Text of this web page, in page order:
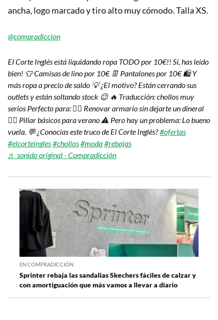
ancha, logo marcado y tiro alto muy cómodo. Talla XS.
@compradiccion
El Corte Inglés está liquidando ropa TODO por 10€!! Sí, has leído
bien! 👕 Camisas de lino por 10€ 👖 Pantalones por 10€ 🛍️ Y
más ropa a precio de saldo 💡 ¿El motivo? Están cerrando sus
outlets y están soltando stock 😉 🔥 Traducción: chollos muy
serios Perfecto para: 👉🏽 Renovar armario sin dejarte un dineral
👉🏽 Pillar básicos para verano ⚠️ Pero hay un problema: Lo bueno
vuela. 💬 ¿Conocías este truco de El Corte Inglés?#ofertas
#elcorteingles#chollos#moda#rebajas
♬ sonido original - Compradicción
EN COMPRADICCIÓN
Sprinter rebaja las sandalias Skechers fáciles de calzar y
con amortiguación que más vamos a llevar a diario